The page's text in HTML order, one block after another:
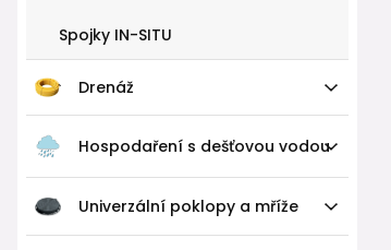
Spojky IN-SITU
Drenáž
Hospodaření s dešťovou vodou
Univerzální poklopy a mříže